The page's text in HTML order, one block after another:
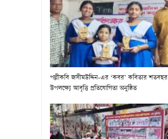
পল্লীকবি জসীমউদ্দিন-এর ‘কবর’ কবিতার শতবছর
উপলক্ষ্যে আবৃত্তি প্রতিযোগিতা অনুষ্ঠিত